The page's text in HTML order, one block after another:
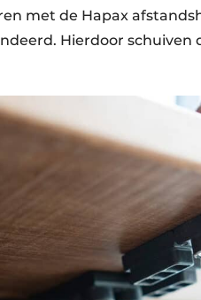
met de Hapax
Hierdoor